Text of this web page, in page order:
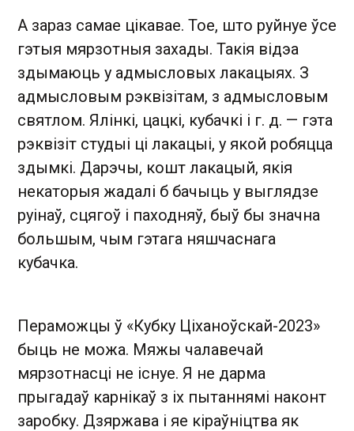
А зараз самае цікавае. Тое, што руйнуе ўсе
гэтыя мярзотныя захады. Такія відэа
здымаюць у адмысловых лакацыях. З
адмысловым рэквізітам, з адмысловым
святлом. Ялінкі, цацкі, кубачкі і г. д. — гэта
рэквізіт студыі ці лакацыі, у якой робяцца
здымкі. Дарэчы, кошт лакацый, якія
некаторыя жадалі б бачыць у выглядзе
руінаў, сцягоў і паходняў, быў бы значна
большым, чым гэтага няшчаснага
кубачка.
Пераможцы ў «Кубку Ціханоўскай-2023»
быць не можа. Мяжы чалавечай
мярзотнасці не існуе. Я не дарма
прыгадаў карнікаў з іх пытаннямі наконт
заробку. Дзяржава і яе кіраўніцтва як